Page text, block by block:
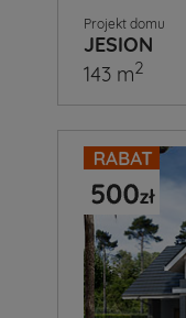
Projekt domu
JESION
143 m2